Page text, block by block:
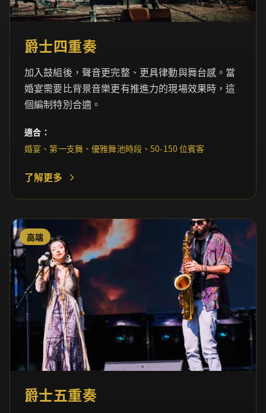
爵士四重奏
加入鼓組後，聲音更完整、更具律動與舞台感。當
婚宴需要比背景音樂更有推進力的現場效果時，這
個編制特別合適。
適合：
婚宴、第一支舞、優雅舞池時段、50-150 位賓客
了解更多
高端
爵士五重奏